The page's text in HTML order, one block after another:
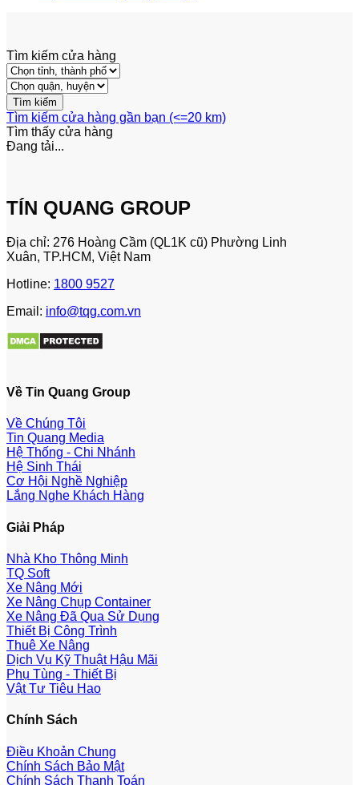
Tìm kiếm cửa hàng
Tìm kiếm cửa hàng gần bạn (<=20 km)
Tìm thấy cửa hàng
Đang tải...
TÍN QUANG GROUP
Địa chỉ: 276 Hoàng Cầm (QL1K cũ) Phường Linh
Xuân, TP.HCM, Việt Nam
Hotline: 1800 9527
Email: info@tqg.com.vn
Về Tin Quang Group
Về Chúng Tôi
Tin Quang Media
Hệ Thống - Chi Nhánh
Hệ Sinh Thái
Cơ Hội Nghề Nghiệp
Lắng Nghe Khách Hàng
Giải Pháp
Nhà Kho Thông Minh
TQ Soft
Xe Nâng Mới
Xe Nâng Chụp Container
Xe Nâng Đã Qua Sử Dụng
Thiết Bị Công Trình
Thuê Xe Nâng
Dịch Vụ Kỹ Thuật Hậu Mãi
Phụ Tùng - Thiết Bị
Vật Tư Tiêu Hao
Chính Sách
Điều Khoản Chung
Chính Sách Bảo Mật
Chính Sách Thanh Toán